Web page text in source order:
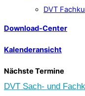
DVT
Download-Center
Kalenderansicht
Nächste Termine
DVT Sach- und